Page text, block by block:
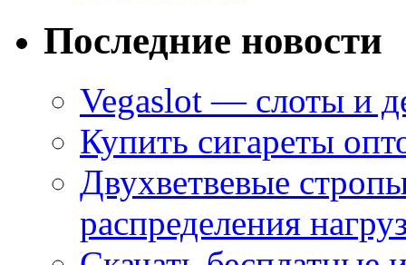
Последние новости
Vegaslot — слоты и
Купить сигареты
Двухветвевые
распределения